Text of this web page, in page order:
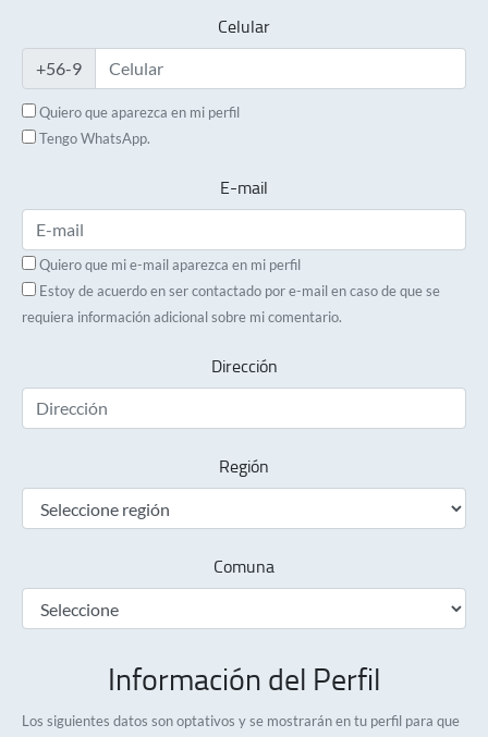
Celular
+56-9
Quiero que aparezca en mi perfil
Tengo WhatsApp.
E-mail
Quiero que mi e-mail aparezca en mi perfil
Estoy de acuerdo en ser contactado por e-mail en caso de que se
requiera información adicional sobre mi comentario.
Dirección
Región
Comuna
Información del Perfil
Los siguientes datos son optativos y se mostrarán en tu perfil para que